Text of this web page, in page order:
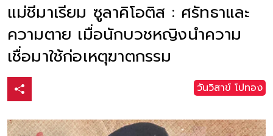
แม่ชีมาเรียม ซูลาคิโอติส : ศรัทธาและ
ความตาย เมื่อนักบวชหญิงนำความ
เชื่อมาใช้ก่อเหตุฆาตกรรม
วันวิสาข์ โปทอง